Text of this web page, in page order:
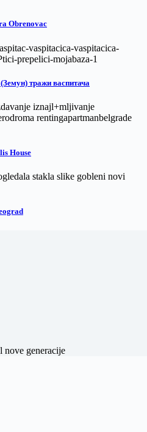
Obrenovac
тражи васпитача
House
generacije